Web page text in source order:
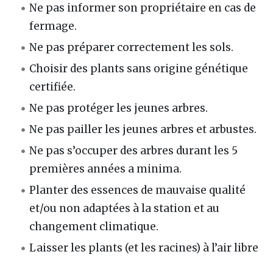
Ne pas informer son propriétaire en cas de
fermage.
Ne pas préparer correctement les sols.
Choisir des plants sans origine génétique
certifiée.
Ne pas protéger les jeunes arbres.
Ne pas pailler les jeunes arbres et arbustes.
Ne pas s’occuper des arbres durant les 5
premières années a minima.
Planter des essences de mauvaise qualité
et/ou non adaptées à la station et au
changement climatique.
Laisser les plants (et les racines) à l’air libre